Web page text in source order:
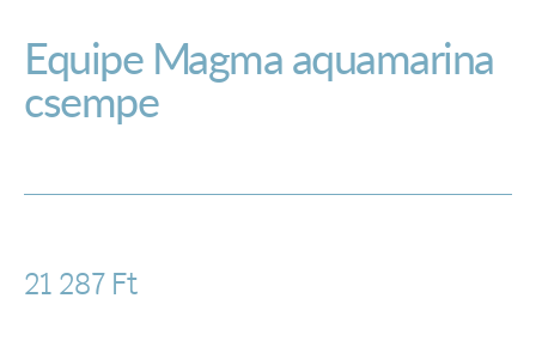
Equipe Magma aquamarina
csempe
21 287 Ft